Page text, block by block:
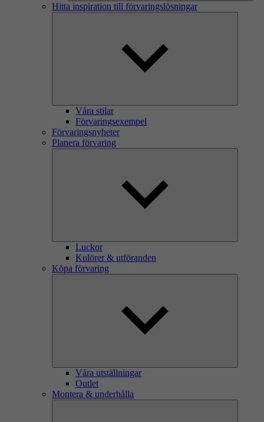
Hitta inspiration till förvaringslösningar
Våra stilar
Förvaringsexempel
Förvaringsnyheter
Planera förvaring
Luckor
Kulörer & utföranden
Köpa förvaring
Våra utställningar
Outlet
Montera & underhålla